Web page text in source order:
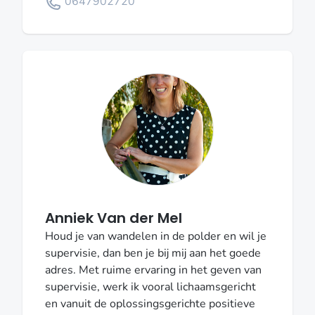
Anniek Van der Mel
Houd je van wandelen in de polder en wil je
supervisie, dan ben je bij mij aan het goede
adres. Met ruime ervaring in het geven van
supervisie, werk ik vooral lichaamsgericht
en vanuit de oplossingsgerichte positieve